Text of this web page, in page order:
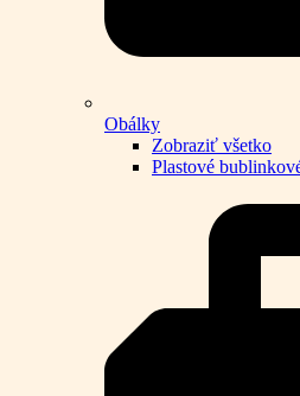
Obálky
Zobraziť všetko
Plastové